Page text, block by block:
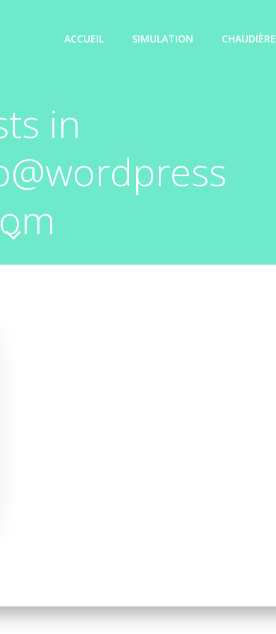
ACCUEIL SIMULATION CHAUDIÈRE
in